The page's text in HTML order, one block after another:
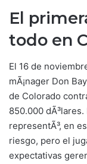
El
todo en
El 16 de
mÃ¡nager Don
de Colorado
850.000
representÃ³, en
riesgo, pero el
expectativas